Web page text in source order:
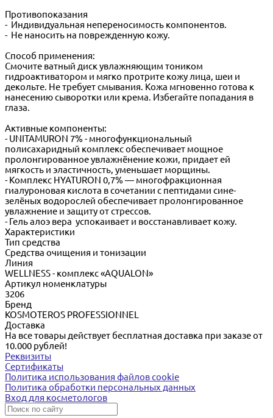
Противопоказания
- Индивидуальная непереносимость компонентов.
- Не наносить на поврежденную кожу.
Способ применения:
Смочите ватный диск увлажняющим тоником
гидроактиватором и мягко протрите кожу лица, шеи и
декольте. Не требует смывания. Кожа мгновенно готова к
нанесению сыворотки или крема. Избегайте попадания в
глаза.
Активные компоненты:
- UNITAMURON 7% - многофункциональный
полисахаридный комплекс обеспечивает мощное
пролонгированное увлажнёнение кожи, придает ей
мягкость и эластичность, уменьшает морщины.
- Комплекс HYATURON 0,7% — многофракционная
гиалуроновая кислота в сочетании с пептидами сине-
зелёных водорослей обеспечивает пролонгированное
увлажнение и защиту от стрессов.
- Гель алоэ вера успокаивает и восстанавливает кожу.
Характеристики
Тип средства
Cредства очищения и тонизации
Линия
WELLNESS - комплекс «AQUALON»
Артикул номенклатуры
3206
Бренд
KOSMOTEROS PROFESSIONNEL
Доставка
На все товары действует бесплатная доставка при заказе от
10.000 рублей!
Реквизиты
Сертификаты
Политика использования файлов cookie
Политика обработки персональных данных
Вход для косметологов